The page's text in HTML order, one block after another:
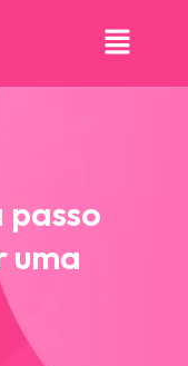
passo
uma